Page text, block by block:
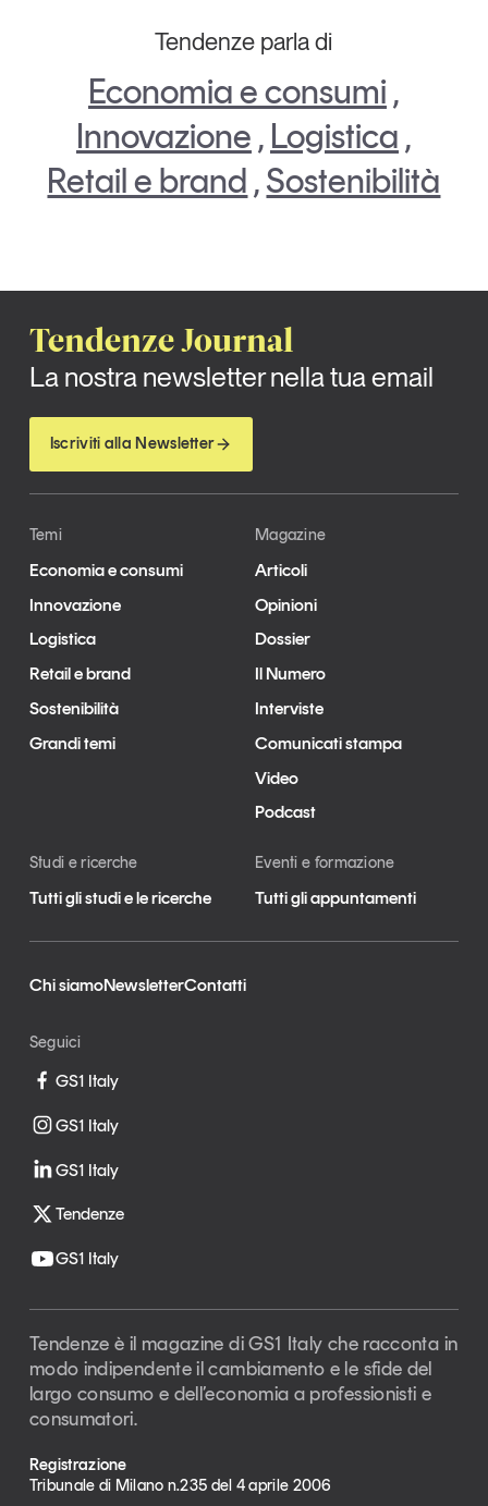
Tendenze parla di
Economia e consumi ,
Innovazione , Logistica ,
Retail e brand ,Sostenibilità
Tendenze Journal
La nostra newsletter nella tua email
Iscriviti alla Newsletter
Temi
Economia e consumi
Innovazione
Logistica
Retail e brand
Sostenibilità
Grandi temi
Magazine
Articoli
Opinioni
Dossier
Il Numero
Interviste
Comunicati stampa
Video
Podcast
Studi e ricerche
Tutti gli studi e le ricerche
Eventi e formazione
Tutti gli appuntamenti
Chi siamoNewsletterContatti
Seguici
GS1 Italy
GS1 Italy
GS1 Italy
Tendenze
GS1 Italy
Tendenze è il magazine di GS1 Italy che racconta in
modo indipendente il cambiamento e le sfide del
largo consumo e dell’economia a professionisti e
consumatori.
Registrazione
Tribunale di Milano n.235 del 4 aprile 2006